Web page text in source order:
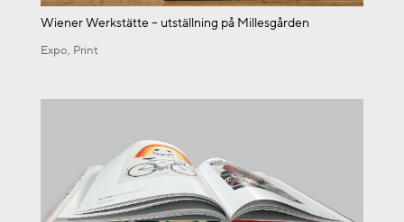
Wiener Werkstätte – utställning på Millesgården
Expo, Print